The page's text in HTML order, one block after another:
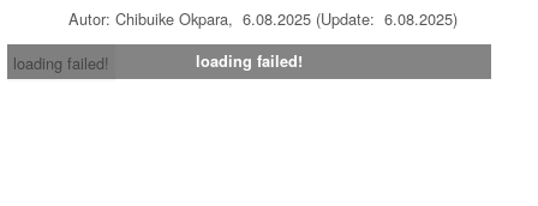
Autor: Chibuike Okpara, 6.08.2025 (Update: 6.08.2025)
loading failed!
loading failed!